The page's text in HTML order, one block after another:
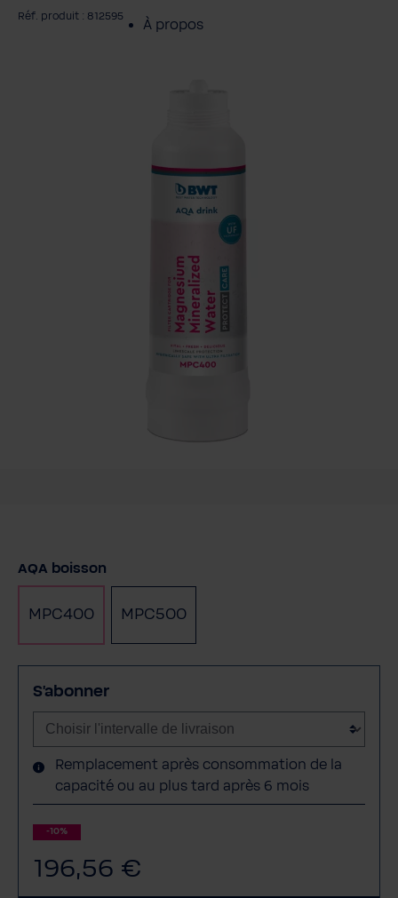
À propos
Réf. produit : 812595
Sélectionnez
AQA boisson
MPC400 MPC500
S'abonner
Remplacement après consommation de la
capacité ou au plus tard après 6 mois
-10%
196,56 €